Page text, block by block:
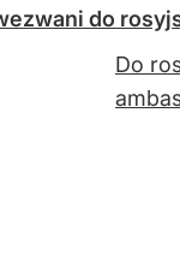
do
Do